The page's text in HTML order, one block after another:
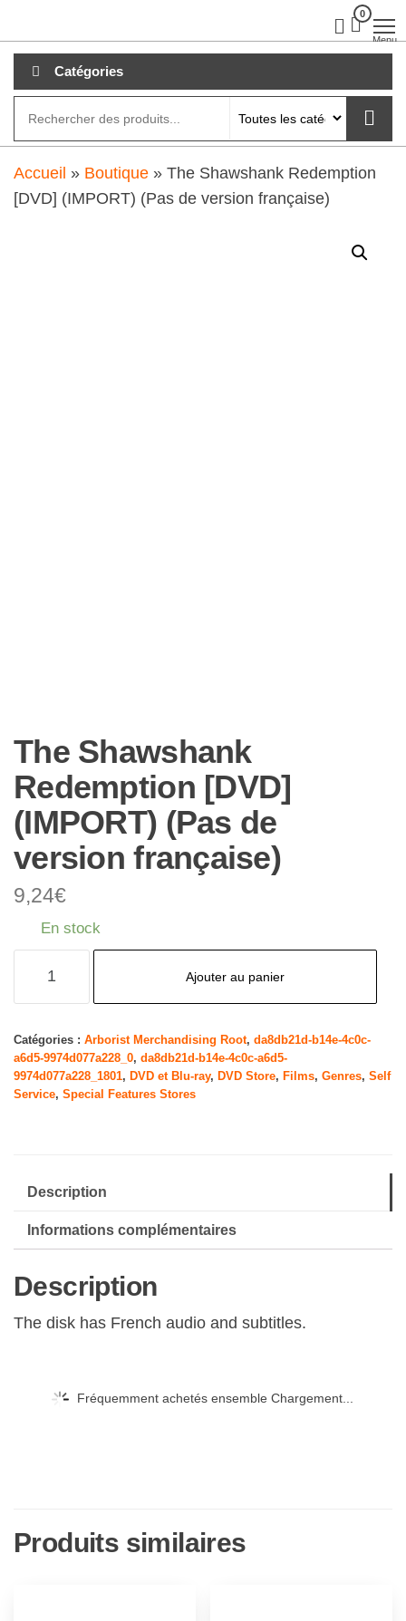
au
contenu
0
Menu
Catégories
Accueil » Boutique » The Shawshank Redemption
[DVD] (IMPORT) (Pas de version française)
The Shawshank
Redemption [DVD]
(IMPORT) (Pas de
version française)
9,24€
En stock
Shawshank
Redemption
[DVD]
version
Ajouter au panier
Catégories : Arborist Merchandising Root, da8db21d-b14e-4c0c-
a6d5-9974d077a228_0, da8db21d-b14e-4c0c-a6d5-
9974d077a228_1801, DVD et Blu-ray, DVD Store, Films, Genres, Self
Service, Special Features Stores
Description
Informations complémentaires
Description
The disk has French audio and subtitles.
Fréquemment achetés ensemble Chargement...
Produits similaires